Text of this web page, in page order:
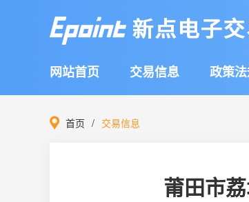
网站首页 交易信息 政策
首页 交易信息
莆田市